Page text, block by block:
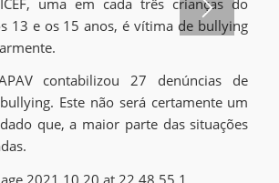
13 e os 15 anos, é vítima de bullying
contabilizou 27 denúncias de
Este não será certamente um
que, a maior parte das situações